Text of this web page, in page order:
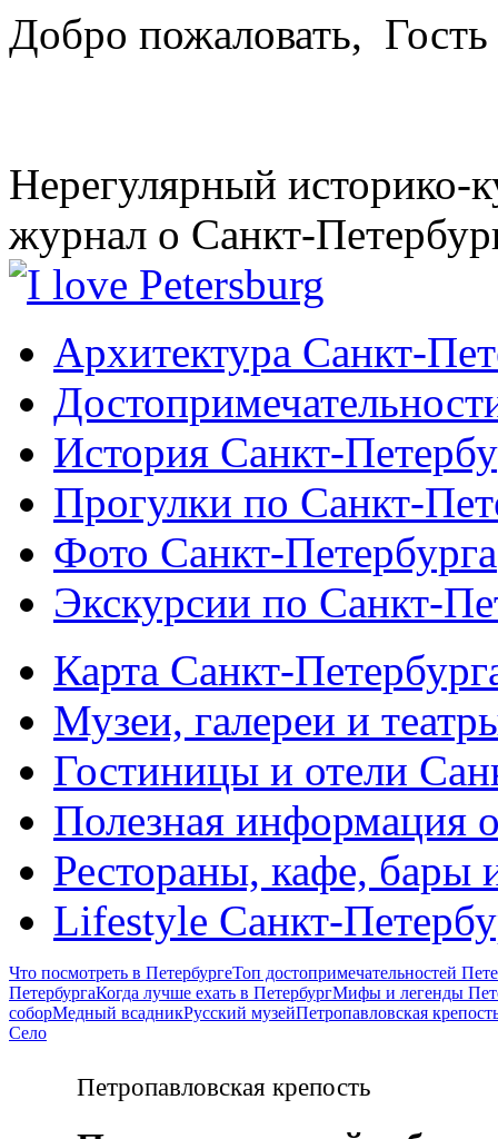
Добро пожаловать, Гость
Нерегулярный историко-
журнал о Санкт-
Архитектура Санкт-
История Санкт-
Прогулки по Санкт-
Фото Санкт-Петербурга
Экскурсии по Санкт-
Карта Санкт-
Музеи, галереи и
Гостиницы и отели
Полезная информация
Рестораны, кафе, бары
Lifestyle Санкт-
Что посмотреть в ПетербургеТоп достопримечательностей
ПетербургаКогда лучше ехать в ПетербургМифы и легенды
соборМедный всадникРусский музейПетропавловская
Село
Петропавловская крепость